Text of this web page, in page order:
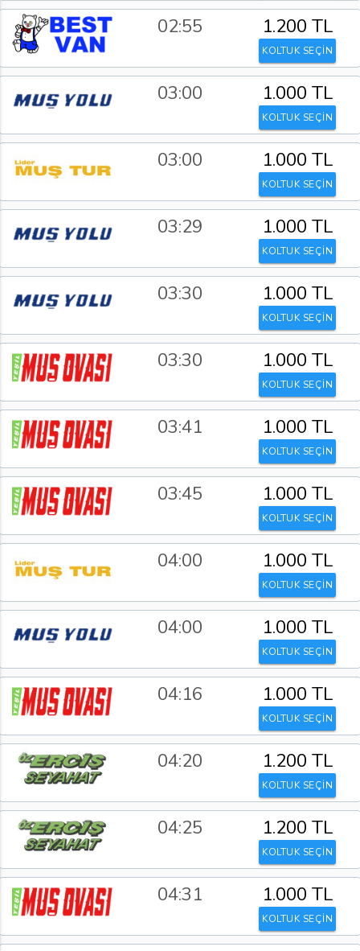
02:55 1.200 TL
KOLTUK SEÇİN
03:00 1.000 TL
KOLTUK SEÇİN
03:00 1.000 TL
KOLTUK SEÇİN
03:29 1.000 TL
KOLTUK SEÇİN
03:30 1.000 TL
KOLTUK SEÇİN
03:30 1.000 TL
KOLTUK SEÇİN
03:41 1.000 TL
KOLTUK SEÇİN
03:45 1.000 TL
KOLTUK SEÇİN
04:00 1.000 TL
KOLTUK SEÇİN
04:00 1.000 TL
KOLTUK SEÇİN
04:16 1.000 TL
KOLTUK SEÇİN
04:20 1.200 TL
KOLTUK SEÇİN
04:25 1.200 TL
KOLTUK SEÇİN
04:31 1.000 TL
KOLTUK SEÇİN